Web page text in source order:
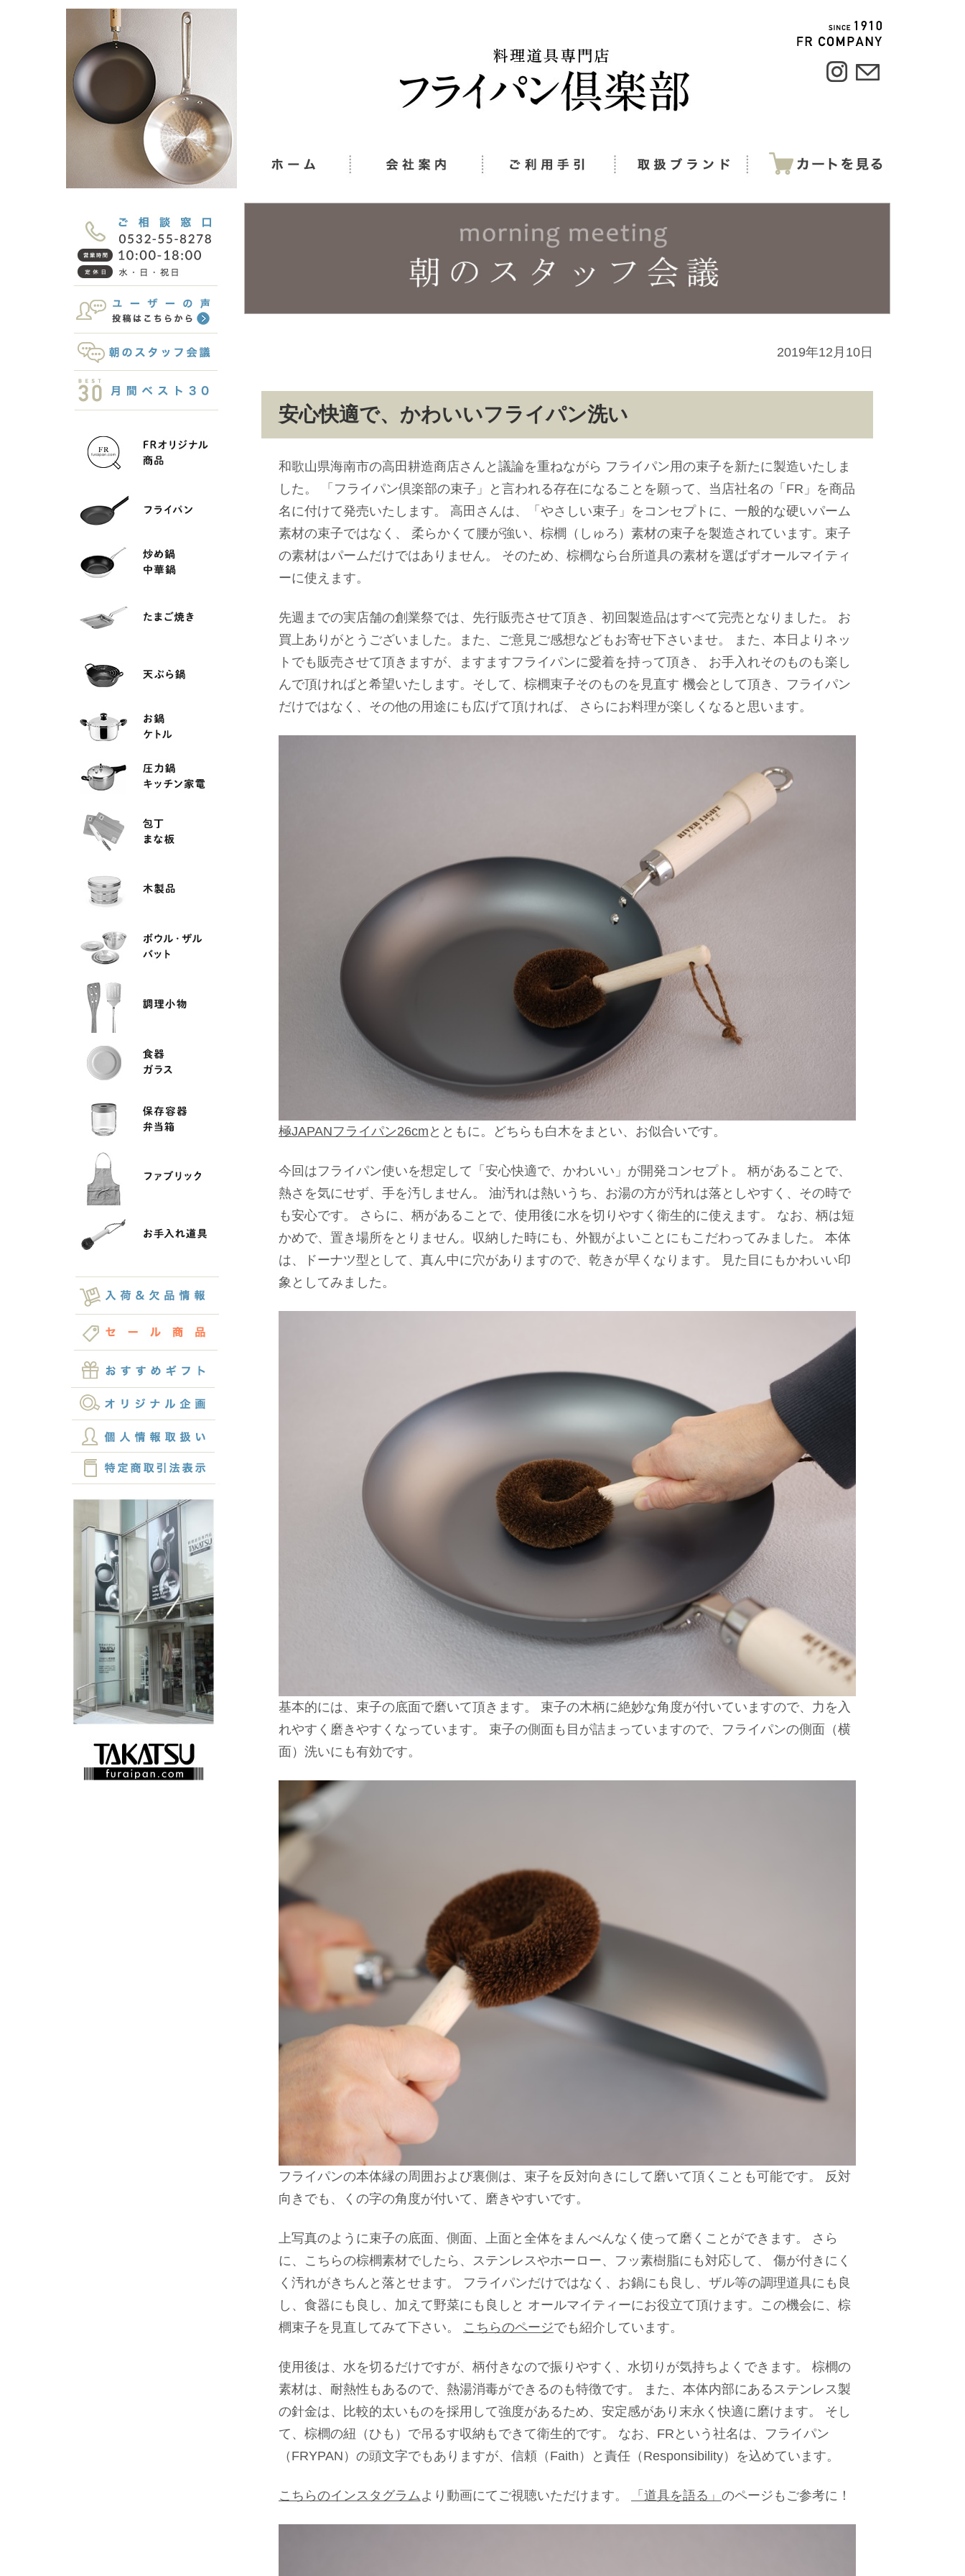
2019年12月10日
安心快適で、かわいいフライパン洗い
和歌山県海南市の高田耕造商店さんと議論を重ねながら フライパン用の束子を新たに製造いたしま
した。 「フライパン倶楽部の束子」と言われる存在になることを願って、当店社名の「FR」を商品
名に付けて発売いたします。 高田さんは、「やさしい束子」をコンセプトに、一般的な硬いパーム
素材の束子ではなく、 柔らかくて腰が強い、棕櫚（しゅろ）素材の束子を製造されています。束子
の素材はパームだけではありません。 そのため、棕櫚なら台所道具の素材を選ばずオールマイティ
ーに使えます。
先週までの実店舗の創業祭では、先行販売させて頂き、初回製造品はすべて完売となりました。 お
買上ありがとうございました。また、ご意見ご感想などもお寄せ下さいませ。 また、本日よりネッ
トでも販売させて頂きますが、ますますフライパンに愛着を持って頂き、 お手入れそのものも楽し
んで頂ければと希望いたします。そして、棕櫚束子そのものを見直す 機会として頂き、フライパン
だけではなく、その他の用途にも広げて頂ければ、 さらにお料理が楽しくなると思います。
極JAPANフライパン26cm とともに。どちらも白木をまとい、お似合いです。
今回はフライパン使いを想定して「安心快適で、かわいい」が開発コンセプト。 柄があることで、
熱さを気にせず、手を汚しません。 油汚れは熱いうち、お湯の方が汚れは落としやすく、その時で
も安心です。 さらに、柄があることで、使用後に水を切りやすく衛生的に使えます。 なお、柄は短
かめで、置き場所をとりません。収納した時にも、外観がよいことにもこだわってみました。 本体
は、ドーナツ型として、真ん中に穴がありますので、乾きが早くなります。 見た目にもかわいい印
象としてみました。
基本的には、束子の底面で磨いて頂きます。 束子の木柄に絶妙な角度が付いていますので、力を入
れやすく磨きやすくなっています。 束子の側面も目が詰まっていますので、フライパンの側面（横
面）洗いにも有効です。
フライパンの本体縁の周囲および裏側は、束子を反対向きにして磨いて頂くことも可能です。 反対
向きでも、くの字の角度が付いて、磨きやすいです。
上写真のように束子の底面、側面、上面と全体をまんべんなく使って磨くことができます。 さら
に、こちらの棕櫚素材でしたら、ステンレスやホーロー、フッ素樹脂にも対応して、 傷が付きにく
く汚れがきちんと落とせます。 フライパンだけではなく、お鍋にも良し、ザル等の調理道具にも良
し、食器にも良し、加えて野菜にも良しと オールマイティーにお役立て頂けます。この機会に、棕
櫚束子を見直してみて下さい。 こちらのページでも紹介しています。
使用後は、水を切るだけですが、柄付きなので振りやすく、水切りが気持ちよくできます。 棕櫚の
素材は、耐熱性もあるので、熱湯消毒ができるのも特徴です。 また、本体内部にあるステンレス製
の針金は、比較的太いものを採用して強度があるため、安定感があり末永く快適に磨けます。 そし
て、棕櫚の紐（ひも）で吊るす収納もできて衛生的です。 なお、FRという社名は、フライパン
（FRYPAN）の頭文字でもありますが、信頼（Faith）と責任（Responsibility）を込めています。
こちらのインスタグラムより動画にてご視聴いただけます。 「道具を語る」 のページもご参考に！